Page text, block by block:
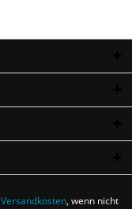
Versandkosten, wenn nicht